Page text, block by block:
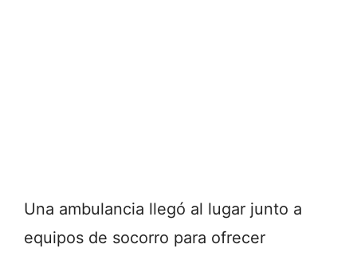
Una ambulancia llegó al lugar junto a
equipos de socorro para ofrecer